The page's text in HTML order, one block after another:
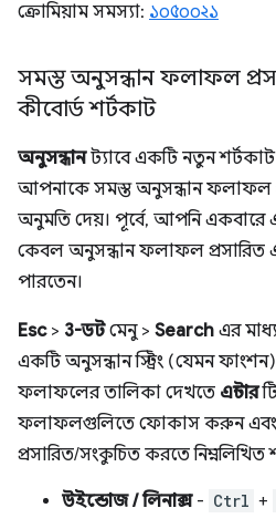
ক্রোমিয়াম সমস্যা: ১০৫০০২১
সমস্ত অনুসন্ধান ফলাফল
কীবোর্ড শর্টকাট
অনুসন্ধানট্যাবে একটি নতুন
আপনাকে সমস্ত অনুসন্ধান ফলাফল
অনুমতি দেয়। পূর্বে, আপনি একবারে
কেবল অনুসন্ধান ফলাফল
পারতেন।
Esc> 3-ডটমেনু > Search এর
একটি অনুসন্ধান স্ট্রিং (যেমন
ফলাফলের তালিকা দেখতে এন্টার
ফলাফলগুলিতে ফোকাস করুন এবং
প্রসারিত/সংকুচিত করতে
উইন্ডোজ / লিনাক্স- Ctrl +